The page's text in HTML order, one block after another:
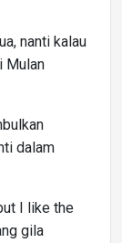
nanti kalau
Mulan
dalam
I like the
gila